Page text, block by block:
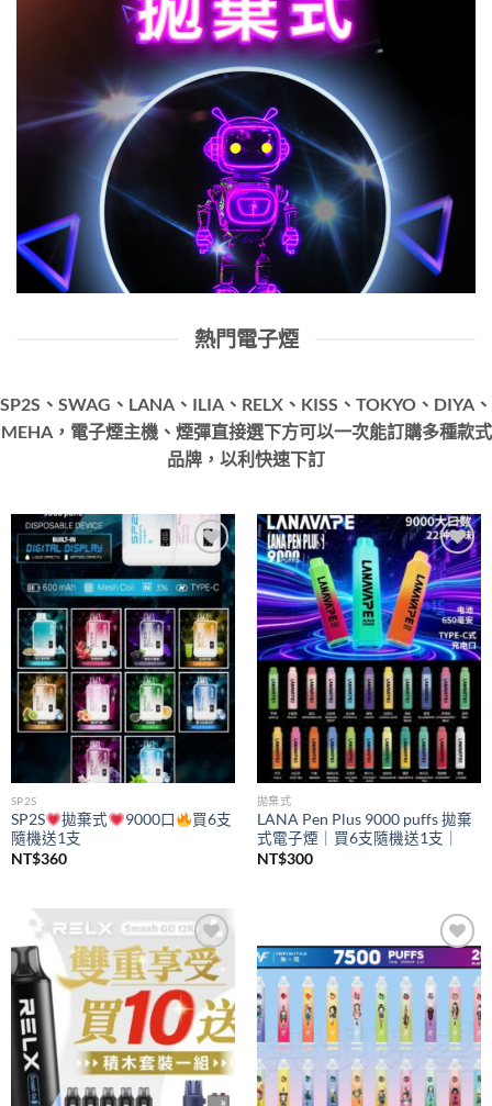
熱門電子煙
SP2S、SWAG、LANA、ILIA、RELX、KISS、TOKYO、DIYA、
MEHA，電子煙主機、煙彈直接選下方可以一次能訂購多種款式
品牌，以利快速下訂
Add to
wishlist
SP2S
SP2S 拋棄式 9000口
買6支
隨機送1支
NT$360
Add to
wishlist
拋棄式
LANA Pen Plus 9000 puffs 拋棄
式電子煙｜買6支隨機送1支｜
NT$300
Add to
wishlist
Add to
wishlist